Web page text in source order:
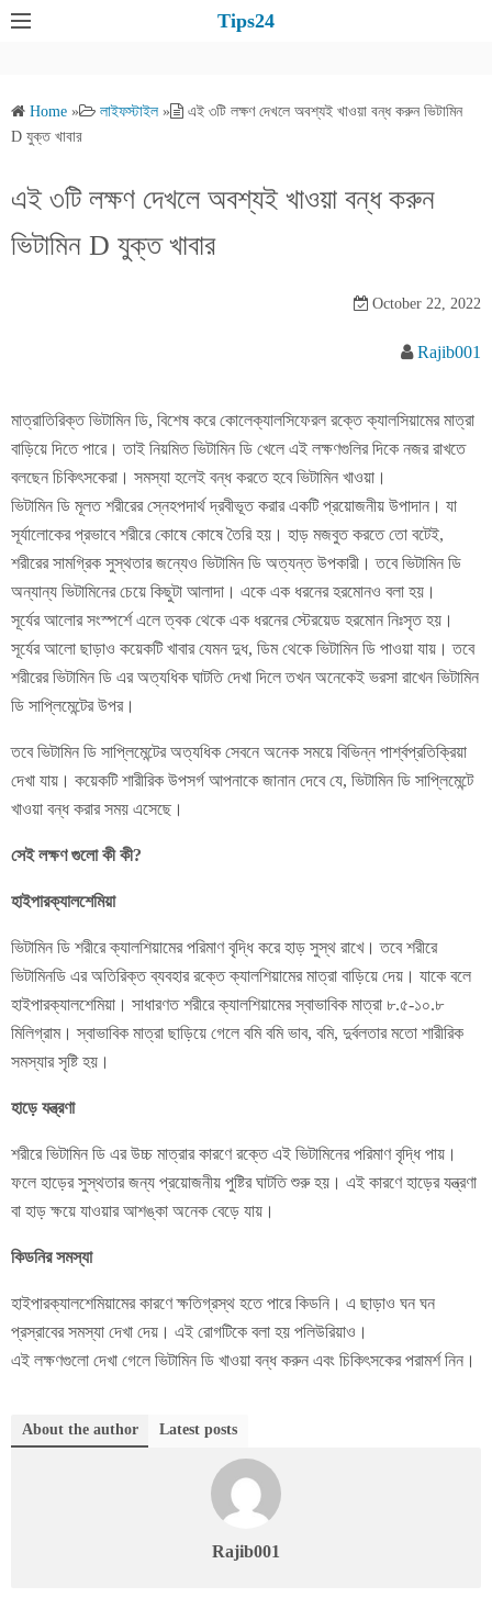
Tips24
Home » লাইফস্টাইল »
এই ৩টি লক্ষণ দেখলে অবশ্যই খাওয়া বন্ধ করুন ভিটামিন
D যুক্ত খাবার
এই ৩টি লক্ষণ দেখলে অবশ্যই খাওয়া বন্ধ করুন
ভিটামিন D যুক্ত খাবার
October 22, 2022
Rajib001
মাত্রাতিরিক্ত ভিটামিন ডি, বিশেষ করে কোলেক্যালসিফেরল রক্তে ক্যালসিয়ামের মাত্রা
বাড়িয়ে দিতে পারে। তাই নিয়মিত ভিটামিন ডি খেলে এই লক্ষণগুলির দিকে নজর রাখতে
বলছেন চিকিৎসকেরা। সমস্যা হলেই বন্ধ করতে হবে ভিটামিন খাওয়া।
ভিটামিন ডি মূলত শরীরের স্নেহপদার্থ দ্রবীভূত করার একটি প্রয়োজনীয় উপাদান। যা
সূর্যালোকের প্রভাবে শরীরে কোষে কোষে তৈরি হয়। হাড় মজবুত করতে তো বটেই,
শরীরের সামগ্রিক সুস্থতার জন্যেও ভিটামিন ডি অত্যন্ত উপকারী। তবে ভিটামিন ডি
অন্যান্য ভিটামিনের চেয়ে কিছুটা আলাদা। একে এক ধরনের হরমোনও বলা হয়।
সূর্যের আলোর সংস্পর্শে এলে ত্বক থেকে এক ধরনের স্টেরয়েড হরমোন নিঃসৃত হয়।
সূর্যের আলো ছাড়াও কয়েকটি খাবার যেমন দুধ, ডিম থেকে ভিটামিন ডি পাওয়া যায়। তবে
শরীরের ভিটামিন ডি এর অত্যধিক ঘাটতি দেখা দিলে তখন অনেকেই ভরসা রাখেন ভিটামিন
ডি সাপ্লিমেন্টের উপর।
তবে ভিটামিন ডি সাপ্লিমেন্টের অত্যধিক সেবনে অনেক সময়ে বিভিন্ন পার্শ্বপ্রতিক্রিয়া
দেখা যায়। কয়েকটি শারীরিক উপসর্গ আপনাকে জানান দেবে যে, ভিটামিন ডি সাপ্লিমেন্টে
খাওয়া বন্ধ করার সময় এসেছে।
সেই লক্ষণ গুলো কী কী?
হাইপারক্যালশেমিয়া
ভিটামিন ডি শরীরে ক্যালশিয়ামের পরিমাণ বৃদ্ধি করে হাড় সুস্থ রাখে। তবে শরীরে
ভিটামিনডি এর অতিরিক্ত ব্যবহার রক্তে ক্যালশিয়ামের মাত্রা বাড়িয়ে দেয়। যাকে বলে
হাইপারক্যালশেমিয়া। সাধারণত শরীরে ক্যালশিয়ামের স্বাভাবিক মাত্রা ৮.৫-১০.৮
মিলিগ্রাম। স্বাভাবিক মাত্রা ছাড়িয়ে গেলে বমি বমি ভাব, বমি, দুর্বলতার মতো শারীরিক
সমস্যার সৃষ্টি হয়।
হাড়ে যন্ত্রণা
শরীরে ভিটামিন ডি এর উচ্চ মাত্রার কারণে রক্তে এই ভিটামিনের পরিমাণ বৃদ্ধি পায়।
ফলে হাড়ের সুস্থতার জন্য প্রয়োজনীয় পুষ্টির ঘাটতি শুরু হয়। এই কারণে হাড়ের যন্ত্রণা
বা হাড় ক্ষয়ে যাওয়ার আশঙ্কা অনেক বেড়ে যায়।
কিডনির সমস্যা
হাইপারক্যালশেমিয়ামের কারণে ক্ষতিগ্রস্থ হতে পারে কিডনি। এ ছাড়াও ঘন ঘন
প্রস্রাবের সমস্যা দেখা দেয়। এই রোগটিকে বলা হয় পলিউরিয়াও।
এই লক্ষণগুলো দেখা গেলে ভিটামিন ডি খাওয়া বন্ধ করুন এবং চিকিৎসকের পরামর্শ নিন।
About the author Latest posts
Rajib001